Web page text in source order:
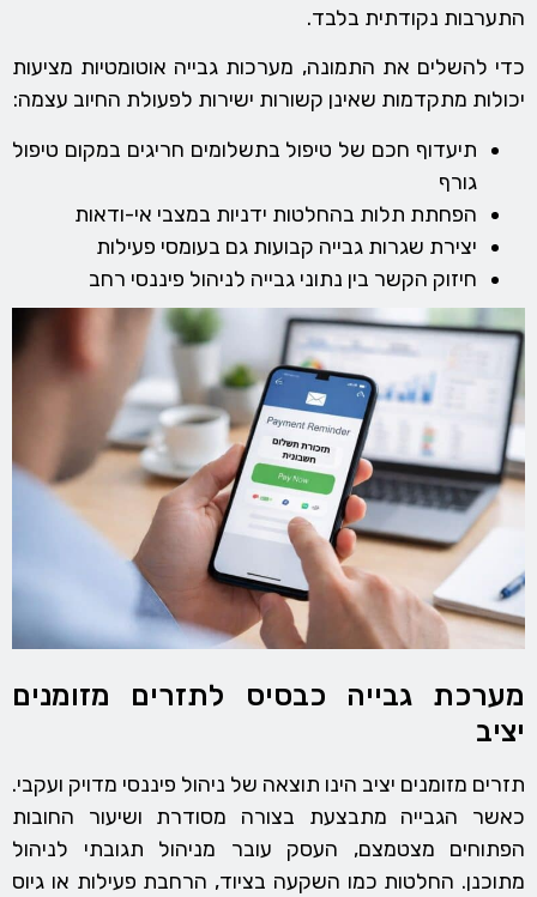
התערבות נקודתית בלבד.
כדי להשלים את התמונה, מערכות גבייה אוטומטיות מציעות
יכולות מתקדמות שאינן קשורות ישירות לפעולת החיוב עצמה:
תיעדוף חכם של טיפול בתשלומים חריגים במקום טיפול
גורף
הפחתת תלות בהחלטות ידניות במצבי אי-ודאות
יצירת שגרות גבייה קבועות גם בעומסי פעילות
חיזוק הקשר בין נתוני גבייה לניהול פיננסי רחב
מערכת גבייה כבסיס לתזרים מזומנים
יציב
תזרים מזומנים יציב הינו תוצאה של ניהול פיננסי מדויק ועקבי.
כאשר הגבייה מתבצעת בצורה מסודרת ושיעור החובות
הפתוחים מצטמצם, העסק עובר מניהול תגובתי לניהול
מתוכנן. החלטות כמו השקעה בציוד, הרחבת פעילות או גיוס